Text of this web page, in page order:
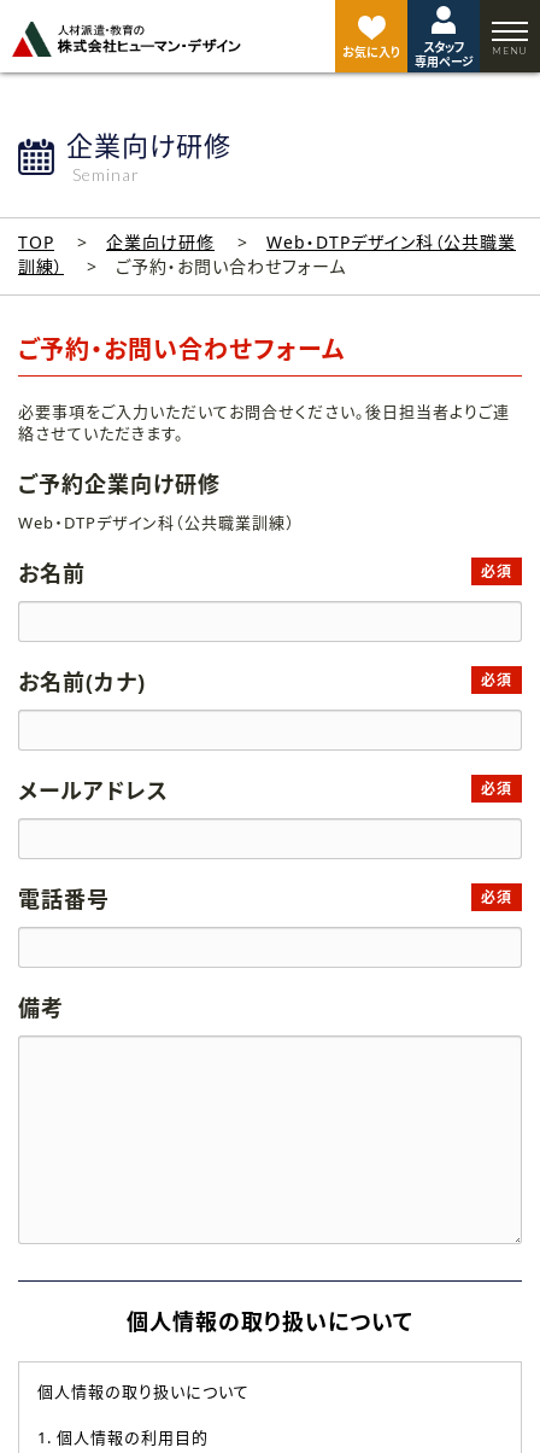
お気に入り
スタッフ
専用ページ
企業向け研修
Seminar
TOP 企業向け研修
Web・DTPデザイン科（公共職業
訓練）
ご予約・お問い合わせフォーム
ご予約・お問い合わせフォーム
必要事項をご入力いただいてお問合せください。後日担当者よりご連
絡させていただきます。
ご予約企業向け研修
Web・DTPデザイン科（公共職業訓練）
お名前 必須
お名前(カナ) 必須
メールアドレス 必須
電話番号 必須
備考
個人情報の取り扱いについて
個人情報の取り扱いについて
1. 個人情報の利用目的
ジ
ト